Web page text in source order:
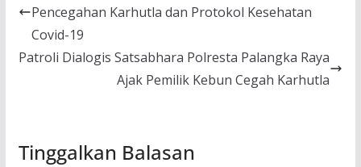
Pencegahan Karhutla dan Protokol Kesehatan
Covid-19
Patroli Dialogis Satsabhara Polresta Palangka Raya
Ajak Pemilik Kebun Cegah Karhutla
Tinggalkan Balasan